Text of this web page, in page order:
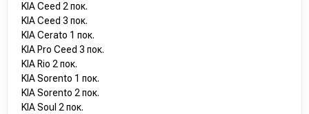
KIA Ceed 2 пок.
KIA Ceed 3 пок.
KIA Cerato 1 пок.
KIA Pro Ceed 3 пок.
KIA Rio 2 пок.
KIA Sorento 1 пок.
KIA Sorento 2 пок.
KIA Soul 2 пок.